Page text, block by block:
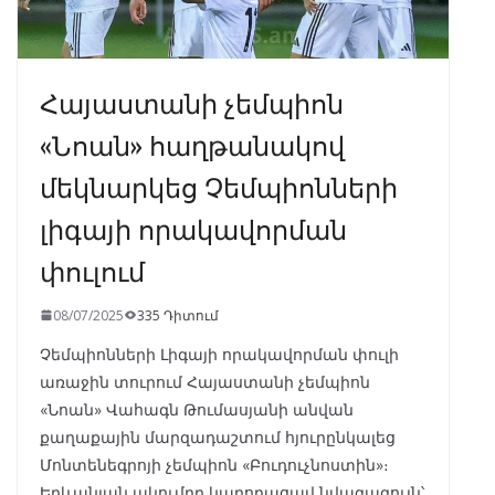
Հայաստանի չեմպիոն
«Նոան» հաղթանակով
մեկնարկեց Չեմպիոնների
լիգայի որակավորման
փուլում
08/07/2025 335 Դիտում
Չեմպիոնների Լիգայի որակավորման փուլի
առաջին տուրում Հայաստանի չեմպիոն
«Նոան» Վահագն Թումասյանի անվան
քաղաքային մարզադաշտում հյուրընկալեց
Մոնտենեգրոյի չեմպիոն «Բուդուչնոստին»։